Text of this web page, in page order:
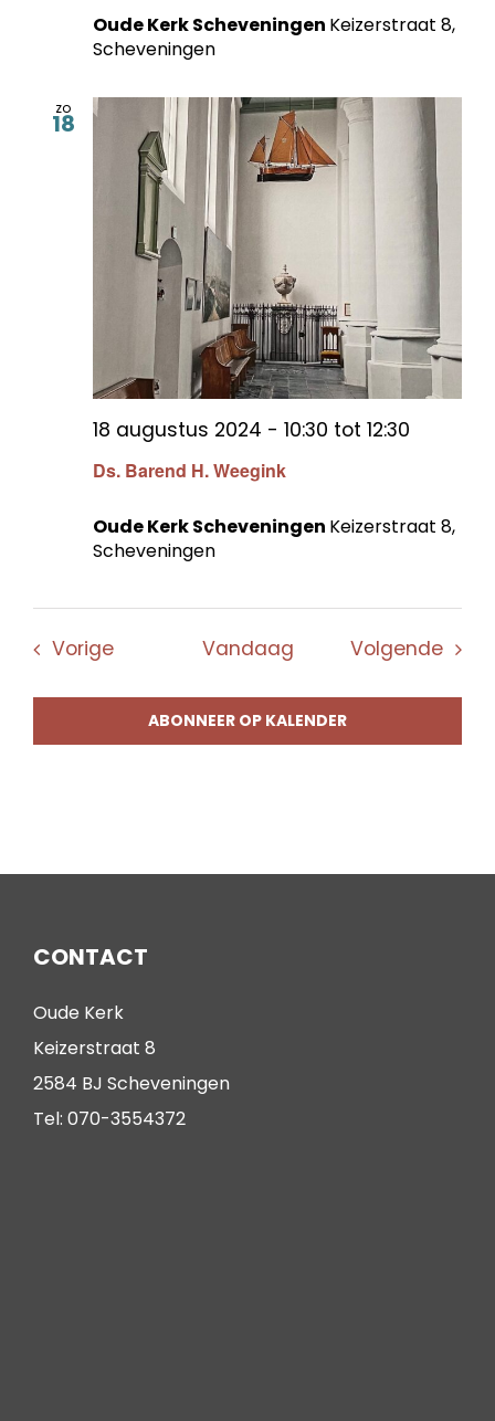
Oude Kerk Scheveningen Keizerstraat 8,
Scheveningen
zo
18
Ds. Barend H. Weegink
18 augustus 2024 - 10:30 tot 12:30
Oude Kerk Scheveningen Keizerstraat 8,
Scheveningen
VorigeEvenementenVandaag Volgende
ABONNEER OP KALENDER
CONTACT
Oude Kerk
Keizerstraat 8
2584 BJ Scheveningen
Tel: 070-3554372